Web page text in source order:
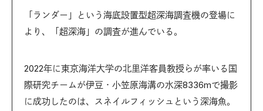
「ランダー」という海底設置型超深海調査機の登場に
より、「超深海」の調査が進んでいる。
2022年に東京海洋大学の北里洋客員教授らが率いる国
際研究チームが伊豆・小笠原海溝の水深8336mで撮影
に成功したのは、スネイルフィッシュという深海魚。